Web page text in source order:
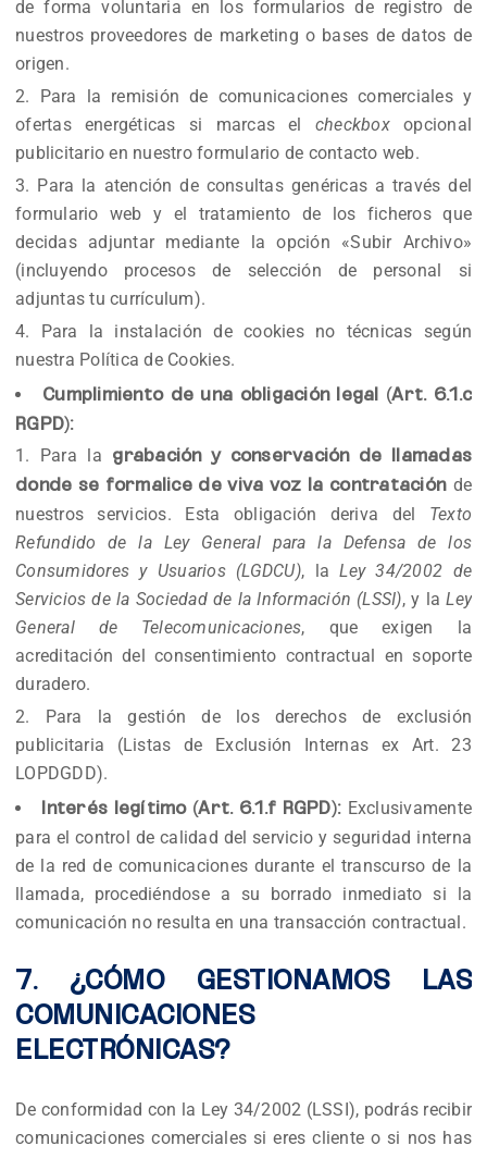
de forma voluntaria en los formularios de registro de
nuestros proveedores de marketing o bases de datos de
origen.
Para la remisión de comunicaciones comerciales y
ofertas energéticas si marcas el checkboxopcional
publicitario en nuestro formulario de contacto web.
Para la atención de consultas genéricas a través del
formulario web y el tratamiento de los ficheros que
decidas adjuntar mediante la opción «Subir Archivo»
(incluyendo procesos de selección de personal si
adjuntas tu currículum).
Para la instalación de cookies no técnicas según
nuestra Política de Cookies.
Cumplimiento de una obligación legal (Art. 6.1.c
RGPD):
Para la
grabación y conservación de llamadas
donde se formalice de viva voz la contrataciónde
nuestros servicios. Esta obligación deriva del Texto
Refundido de la Ley General para la Defensa de los
Consumidores y Usuarios (LGDCU), laLey 34/2002 de
Servicios de la Sociedad de la Información (LSSI), y laLey
General de Telecomunicaciones, que exigen la
acreditación del consentimiento contractual en soporte
duradero.
Para la gestión de los derechos de exclusión
publicitaria (Listas de Exclusión Internas ex Art. 23
LOPDGDD).
Interés legítimo (Art. 6.1.f RGPD):Exclusivamente
para el control de calidad del servicio y seguridad interna
de la red de comunicaciones durante el transcurso de la
llamada, procediéndose a su borrado inmediato si la
comunicación no resulta en una transacción contractual.
7. ¿CÓMO GESTIONAMOS LAS
COMUNICACIONES
ELECTRÓNICAS?
De conformidad con la Ley 34/2002 (LSSI), podrás recibir
comunicaciones comerciales si eres cliente o si nos has